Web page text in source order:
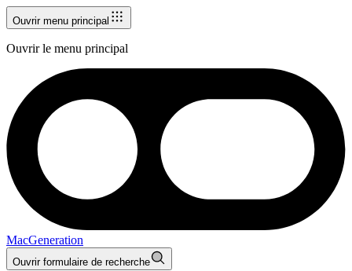
Ouvrir menu principal
Ouvrir le menu principal
MacGeneration
Ouvrir formulaire de recherche